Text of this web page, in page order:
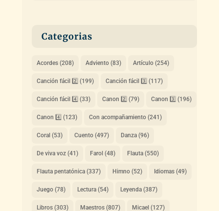
Categorias
Acordes(208) Adviento(83) Artículo(254)
Canción fácil 2️⃣ (199) Canción fácil 3️⃣ (117)
Canción fácil 4️⃣ (33) Canon 2️⃣ (79) Canon 3️⃣ (196)
Canon 4️⃣ (123) Con acompañamiento(241)
Coral (53) Cuento(497) Danza(96)
De viva voz(41) Farol (48) Flauta(550)
Flauta pentatónica(337) Himno(52) Idiomas(49)
Juego(78) Lectura(54) Leyenda(387)
Libros(303) Maestros(807) Micael (127)